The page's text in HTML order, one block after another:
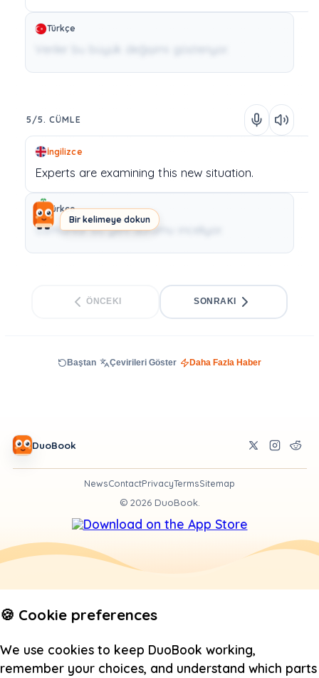
Bir kelimeye dokun
Türkçe
Veriler bu büyük değişimi gösteriyor.
5/5. CÜMLE
İngilizce
Experts are examining this new situation.
Türkçe
Uzmanlar bu yeni durumu inceliyor.
ÖNCEKI SONRAKI
Baştan Çevirileri Göster Daha Fazla Haber
DuoBook
NewsContactPrivacyTermsSitemap
© 2026DuoBook.
🍪 Cookie preferences
We use cookies to keep DuoBook working,
remember your choices, and understand which parts